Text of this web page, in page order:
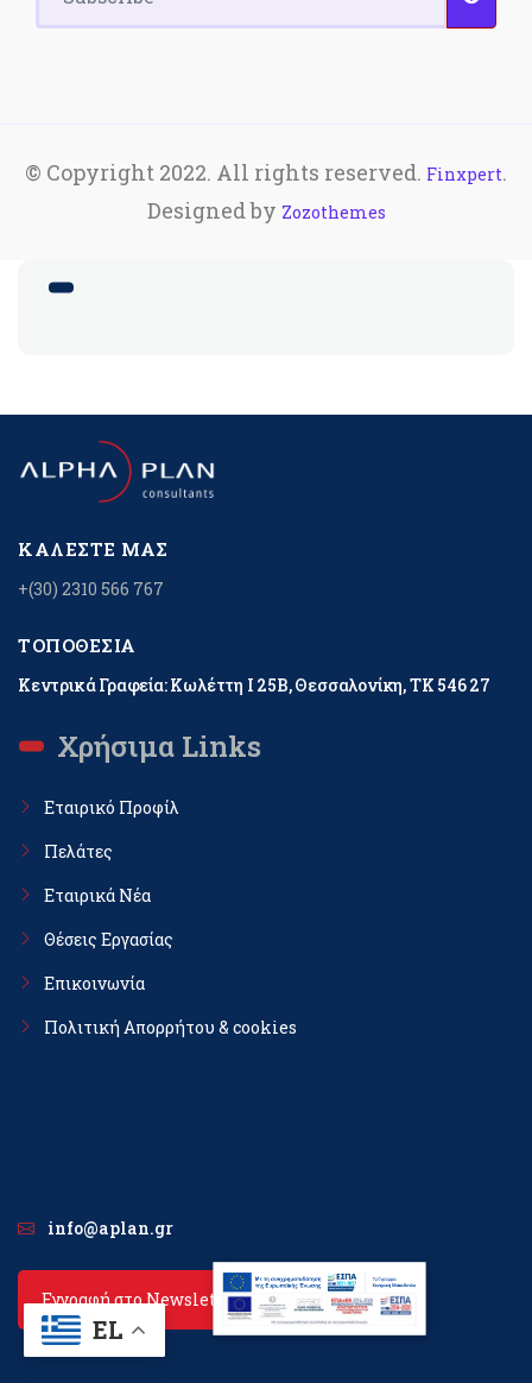
© Copyright 2022. All rights reserved. Finxpert.
Designed by Zozothemes
ΚΑΛΈΣΤΕ ΜΑΣ
+(30) 2310 566 767
ΤΟΠΟΘΕΣΊΑ
Κεντρικά Γραφεία: Κωλέττη Ι 25Β, Θεσσαλονίκη, ΤΚ 546 27
Χρήσιμα Links
Εταιρικό Προφίλ
Πελάτες
Εταιρικά Νέα
Θέσεις Εργασίας
Επικοινωνία
Πολιτική Απορρήτου & cookies
info@aplan.gr
Εγγραφή στο Newsletter
EL